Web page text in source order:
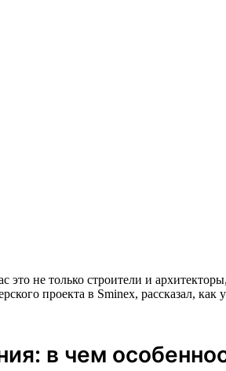
это не только строители и
проекта в Sminex, рассказал, как
в чем